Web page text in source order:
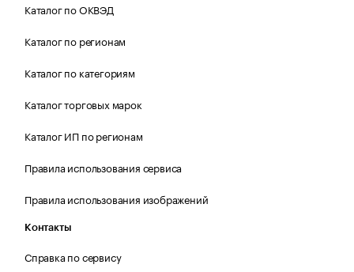
Каталог по ОКВЭД
Каталог по регионам
Каталог по категориям
Каталог торговых марок
Каталог ИП по регионам
Правила использования сервиса
Правила использования изображений
Контакты
Справка по сервису